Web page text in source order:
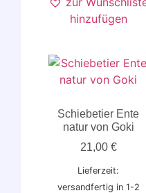
hinzufügen
Schiebetier Ente
natur von Goki
21,00 €
Lieferzeit:
versandfertig in 1-2